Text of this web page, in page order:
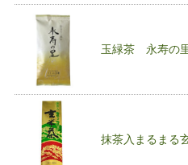
玉緑茶 永寿の
抹茶入まるまる